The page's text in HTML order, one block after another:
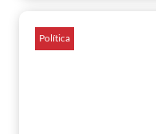
Política